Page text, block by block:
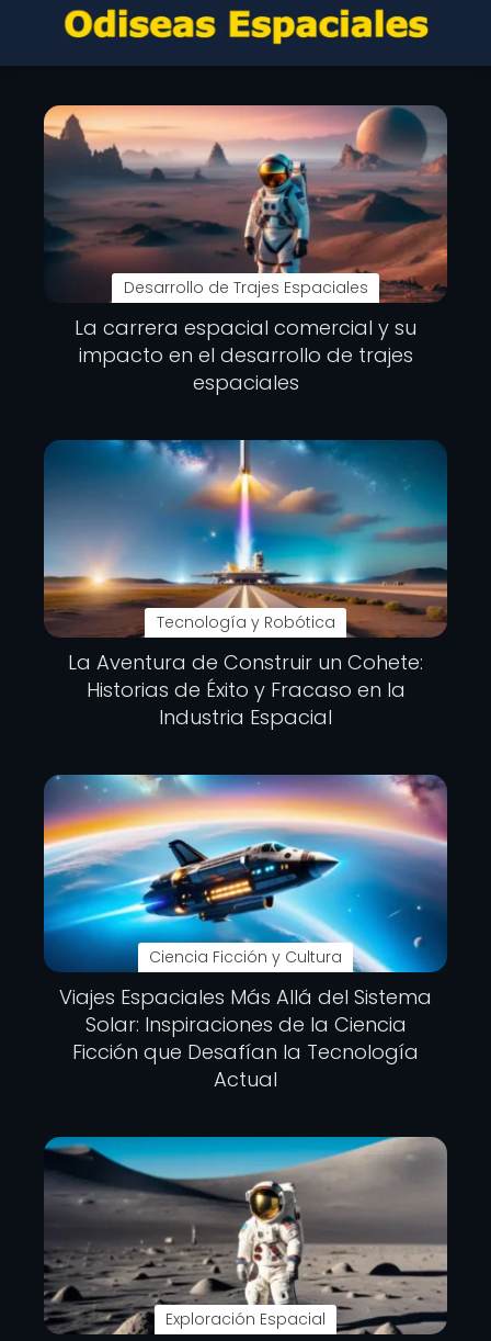
Desarrollo de Trajes Espaciales
La carrera espacial comercial y su
impacto en el desarrollo de trajes
espaciales
Tecnología y Robótica
La Aventura de Construir un Cohete:
Historias de Éxito y Fracaso en la
Industria Espacial
Ciencia Ficción y Cultura
Viajes Espaciales Más Allá del Sistema
Solar: Inspiraciones de la Ciencia
Ficción que Desafían la Tecnología
Actual
Exploración Espacial